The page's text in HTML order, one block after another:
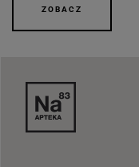
ZOBACZ